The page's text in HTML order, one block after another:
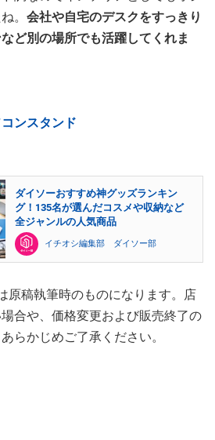
。 会社や自宅のデスクをすっきり
ど別の場所でも活躍してくれま
ンスタンド
ダイソーおすすめ神グッズランキン
グ！135名が選んだコスメや収納など
全ジャンルの人気商品
イチオシ編集部 ダイソー部
原稿執筆時のものになります。店
合や、価格変更および販売終了の
らかじめご了承ください。